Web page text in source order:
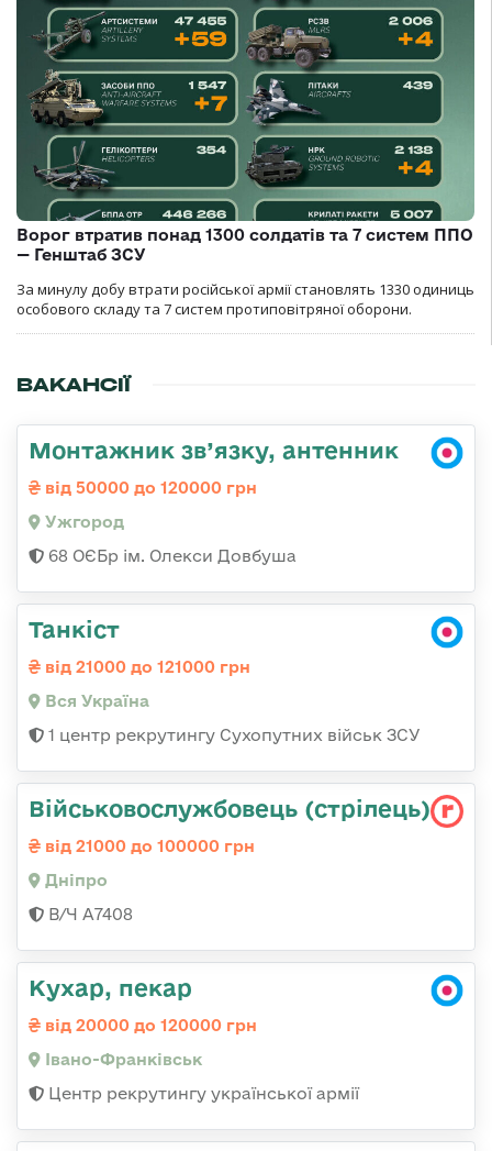
Ворог втратив понад 1300 солдатів та 7 систем ППО
— Генштаб ЗСУ
За минулу добу втрати російської армії становлять 1330 одиниць
особового складу та 7 систем протиповітряної оборони.
ВАКАНСІЇ
Монтажник зв’язку, антенник
від 50000 до 120000 грн
Ужгород
68 ОЄБр ім. Олекси Довбуша
Танкіст
від 21000 до 121000 грн
Вся Україна
1 центр рекрутингу Сухопутних військ ЗСУ
Військовослужбовець (стрілець)
від 21000 до 100000 грн
Дніпро
В/Ч А7408
Кухар, пекар
від 20000 до 120000 грн
Івано-Франківськ
Центр рекрутингу української армії